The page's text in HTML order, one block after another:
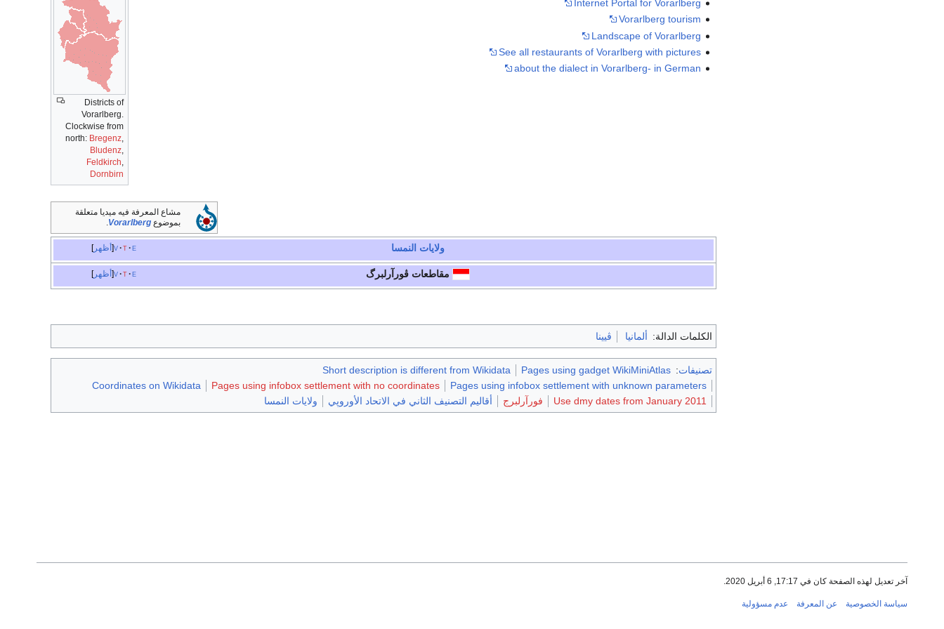
Districts of
Vorarlberg.
Clockwise from
north: Bregenz,
Bludenz,
Feldkirch,
Dornbirn
Internet Portal for Vorarlberg
Vorarlberg tourism
Landscape of Vorarlberg
See all restaurants of Vorarlberg with pictures
about the dialect in Vorarlberg- in German
مشاع المعرفة فيه ميديا متعلقة
بموضوعVorarlberg
أظهر v t e ولايات النمسا
أظهر v t e مقاطعاتڤورآرلبرگ
الكلمات الدالة: ألمانيا ڤيينا
تصنيفات:
Pages using gadget WikiMiniAtlas
Short description is different from Wikidata
Pages using infobox settlement with unknown parameters
Pages using infobox settlement with no coordinates
Coordinates on Wikidata
Use dmy dates from January 2011
فورآرلبرج أقاليم التصنيف الثاني في الاتحاد الأوروپي ولايات النمسا
آخر تعديل لهذه الصفحة كان في 17:17, 6 أبريل 2020.
سياسة الخصوصية عن المعرفة عدم مسؤولية